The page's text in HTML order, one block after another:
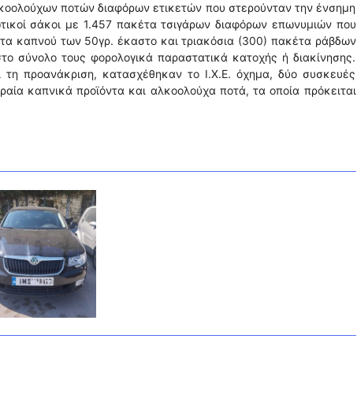
ποτών διαφόρων ετικετών που στερούνταν την ένσημη
σάκοι με 1.457 πακέτα τσιγάρων διαφόρων επωνυμιών που
καπνού των 50γρ. έκαστο και τριακόσια (300) πακέτα ράβδων
σύνολο τους φορολογικά παραστατικά κατοχής ή διακίνησης.
τη προανάκριση, κατασχέθηκαν το Ι.Χ.Ε. όχημα, δύο συσκευές
καπνικά προϊόντα και αλκοολούχα ποτά, τα οποία πρόκειται